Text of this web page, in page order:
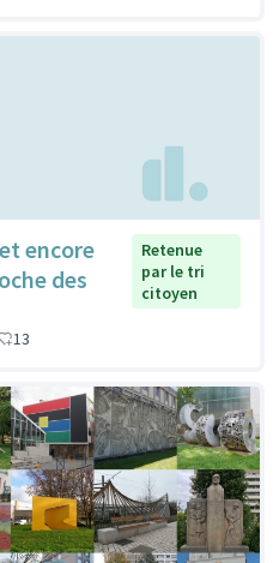
encore
des
Retenue
par le tri
citoyen
13